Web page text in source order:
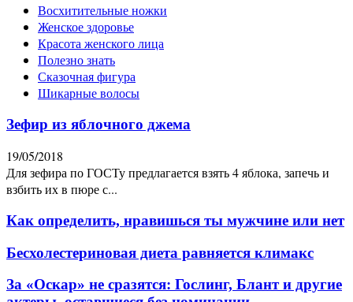
Восхитительные ножки
Женское здоровье
Красота женского лица
Полезно знать
Сказочная фигура
Шикарные волосы
Зефир из яблочного джема
19/05/2018
Для зефира по ГОСТу предлагается взять 4 яблока, запечь и
взбить их в пюре с...
Как определить, нравишься ты мужчине или нет
Бесхолестериновая диета равняется климакс
За «Оскар» не сразятся: Гослинг, Блант и другие